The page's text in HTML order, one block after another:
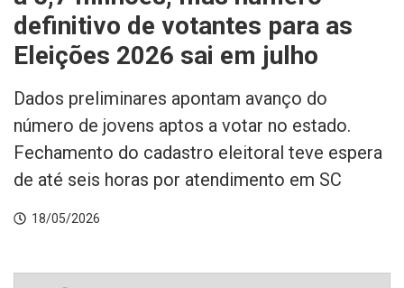
definitivo de votantes para as
Eleições 2026 sai em julho
Dados preliminares apontam avanço do
número de jovens aptos a votar no estado.
Fechamento do cadastro eleitoral teve espera
de até seis horas por atendimento em SC
18/05/2026